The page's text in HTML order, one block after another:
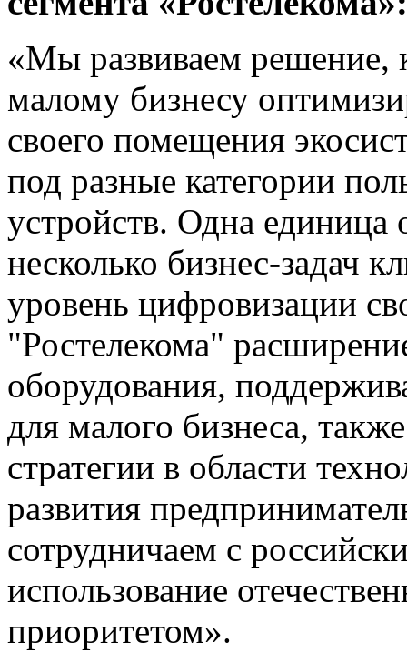
«Мы развиваем решение,
малому бизнесу
своего помещения
под разные категории
устройств. Одна единица
несколько бизнес-задач
уровень цифровизации
"Ростелекома"
оборудования,
для малого бизнеса,
стратегии в области
развития
сотрудничаем с
использование
приоритетом».